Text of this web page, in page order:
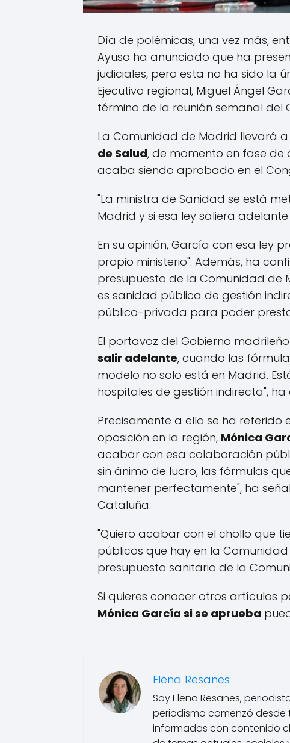
Día de polémicas, una vez más,
Ayuso ha anunciado que ha
judiciales, pero esta no ha sido la
Ejecutivo regional, Miguel Ángel
término de la reunión semanal del
La Comunidad de Madrid llevará
de Salud, de momento en fase de
acaba siendo aprobado en el
"La ministra de Sanidad se está
Madrid y si esa ley saliera adelante
En su opinión, García con esa ley
propio ministerio". Además, ha
presupuesto de la Comunidad de
es sanidad pública de gestión
público-privada para poder
El portavoz del Gobierno
salir adelante, cuando las
modelo no solo está en Madrid.
hospitales de gestión indirecta",
Precisamente a ello se ha
oposición en la región, Mónica
acabar con esa colaboración
sin ánimo de lucro, las fórmulas
mantener perfectamente", ha
Cataluña.
"Quiero acabar con el chollo que
públicos que hay en la
presupuesto sanitario de la
Si quieres conocer otros artículos
Mónica García si se aprueba
Elena Resanes
Soy Elena Resanes,
periodismo comenzó
informadas con contenido